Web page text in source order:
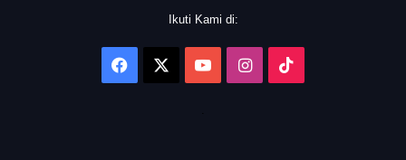
Ikuti Kami di:
Facebook YouTubeInstagram
.